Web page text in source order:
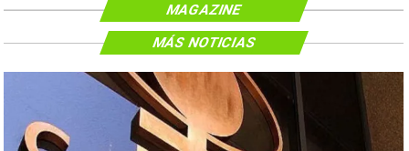
MAGAZINE
MÁS NOTICIAS